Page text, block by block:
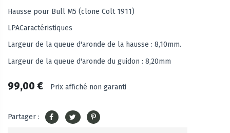
Hausse pour Bull M5 (clone Colt 1911)
LPACaractéristiques
Largeur de la queue d'aronde de la hausse : 8,10mm.
Largeur de la queue d'aronde du guidon : 8,20mm
99,00 € Prix affiché non garanti
Partager :